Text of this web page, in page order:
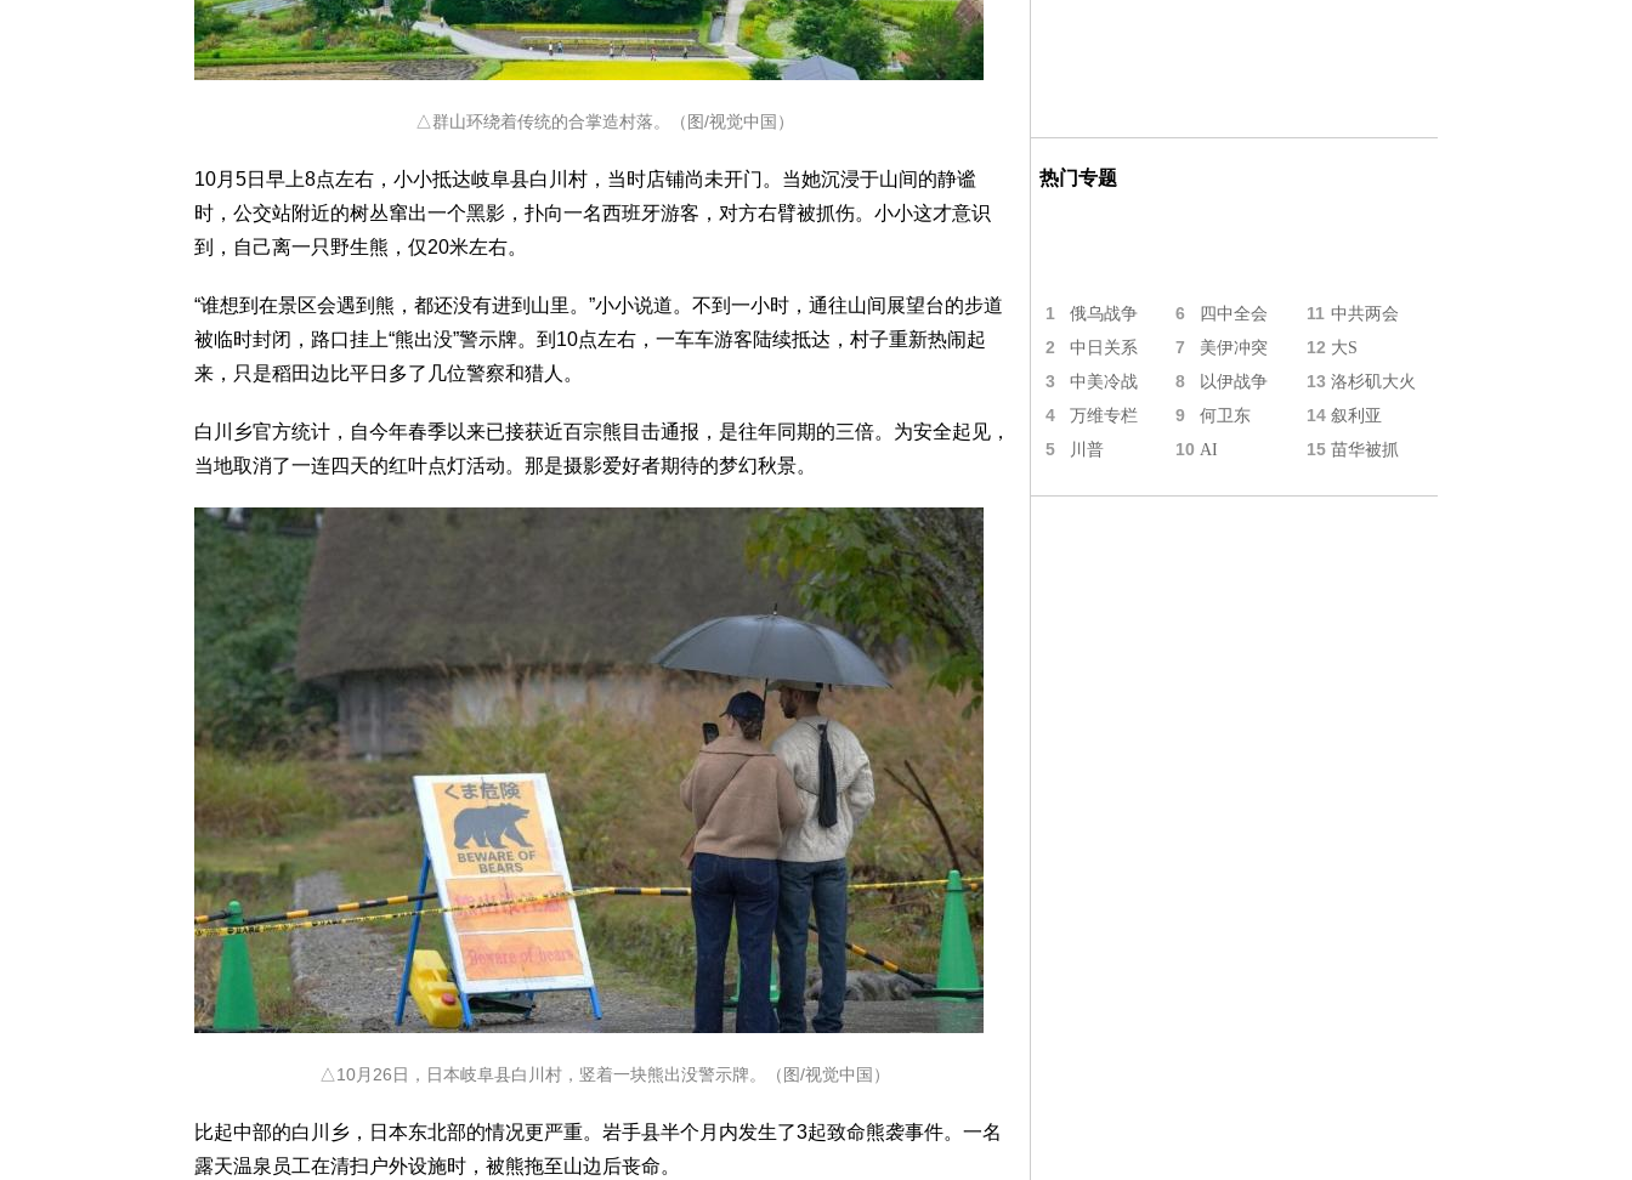
△群山环绕着传统的合掌造村落。（图/视觉中国）
10月5日早上8点左右，小小抵达岐阜县白川村，当时店铺尚未开门。当她沉浸于山间的静谧
时，公交站附近的树丛窜出一个黑影，扑向一名西班牙游客，对方右臂被抓伤。小小这才意识
到，自己离一只野生熊，仅20米左右。
“谁想到在景区会遇到熊，都还没有进到山里。”小小说道。不到一小时，通往山间展望台的步道
被临时封闭，路口挂上“熊出没”警示牌。到10点左右，一车车游客陆续抵达，村子重新热闹起
来，只是稻田边比平日多了几位警察和猎人。
白川乡官方统计，自今年春季以来已接获近百宗熊目击通报，是往年同期的三倍。为安全起见，
当地取消了一连四天的红叶点灯活动。那是摄影爱好者期待的梦幻秋景。
△10月26日，日本岐阜县白川村，竖着一块熊出没警示牌。（图/视觉中国）
比起中部的白川乡，日本东北部的情况更严重。岩手县半个月内发生了3起致命熊袭事件。一名
露天温泉员工在清扫户外设施时，被熊拖至山边后丧命。
热门专题
1 俄乌战争 6 四中全会 11 中共两会
2 中日关系 7 美伊冲突 12 大S
3 中美冷战 8 以伊战争 13 洛杉矶大火
4 万维专栏 9 何卫东 14 叙利亚
5 川普 10 AI 15 苗华被抓